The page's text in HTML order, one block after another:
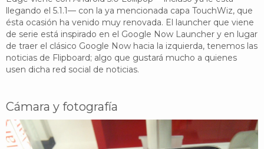
llegando el 5.1.1— con la ya mencionada capa TouchWiz, que
ésta ocasión ha venido muy renovada. El launcher que viene
de serie está inspirado en el Google Now Launcher y en lugar
de traer el clásico Google Now hacia la izquierda, tenemos las
noticias de Flipboard; algo que gustará mucho a quienes
usen dicha red social de noticias.
Cámara y fotografía